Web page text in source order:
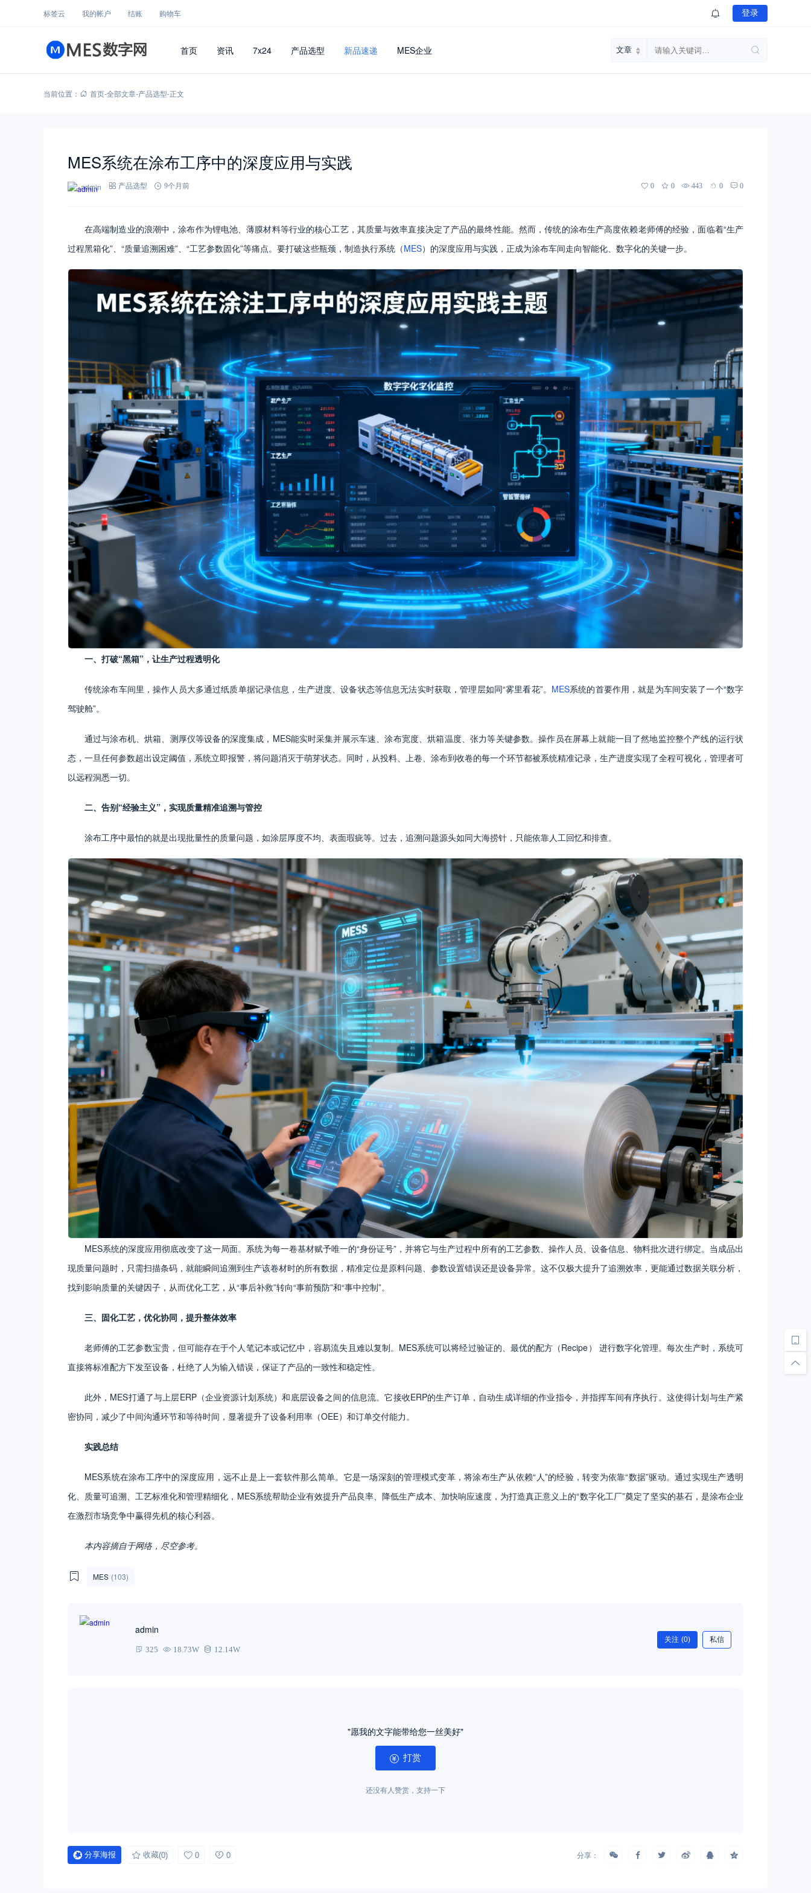
标签云 我的帐户 结账 购物车 登录
首页 资讯 7x24 产品选型 新品速递 MES企业
当前位置： 首页-全部文章-产品选型-正文
MES系统在涂布工序中的深度应用与实践
admin 产品选型 9个月前 0 0 443 0 0
在高端制造业的浪潮中，涂布作为锂电池、薄膜材料等行业的核心工艺，其质量与效率直接决定了产品的最终性能。然而，传统的涂布生产高度依赖老师傅的经验，面临着“生产
过程黑箱化”、“质量追溯困难”、“工艺参数固化”等痛点。要打破这些瓶颈，制造执行系统（MES）的深度应用与实践，正成为涂布车间走向智能化、数字化的关键一步。
一、打破“黑箱”，让生产过程透明化
传统涂布车间里，操作人员大多通过纸质单据记录信息，生产进度、设备状态等信息无法实时获取，管理层如同“雾里看花”。 MES系统的首要作用，就是为车间安装了一个“数字
驾驶舱”。
通过与涂布机、烘箱、测厚仪等设备的深度集成，MES能实时采集并展示车速、涂布宽度、烘箱温度、张力等关键参数。操作员在屏幕上就能一目了然地监控整个产线的运行状
态，一旦任何参数超出设定阈值，系统立即报警，将问题消灭于萌芽状态。同时，从投料、上卷、涂布到收卷的每一个环节都被系统精准记录，生产进度实现了全程可视化，管理者可
以远程洞悉一切。
二、告别“经验主义”，实现质量精准追溯与管控
涂布工序中最怕的就是出现批量性的质量问题，如涂层厚度不均、表面瑕疵等。过去，追溯问题源头如同大海捞针，只能依靠人工回忆和排查。
MES系统的深度应用彻底改变了这一局面。系统为每一卷基材赋予唯一的“身份证号”，并将它与生产过程中所有的工艺参数、操作人员、设备信息、物料批次进行绑定。当成品出
现质量问题时，只需扫描条码，就能瞬间追溯到生产该卷材时的所有数据，精准定位是原料问题、参数设置错误还是设备异常。这不仅极大提升了追溯效率，更能通过数据关联分析，
找到影响质量的关键因子，从而优化工艺，从“事后补救”转向“事前预防”和“事中控制”。
三、固化工艺，优化协同，提升整体效率
老师傅的工艺参数宝贵，但可能存在于个人笔记本或记忆中，容易流失且难以复制。MES系统可以将经过验证的、最优的配方（Recipe） 进行数字化管理。每次生产时，系统可
直接将标准配方下发至设备，杜绝了人为输入错误，保证了产品的一致性和稳定性。
此外，MES打通了与上层ERP（企业资源计划系统）和底层设备之间的信息流。它接收ERP的生产订单，自动生成详细的作业指令，并指挥车间有序执行。这使得计划与生产紧
密协同，减少了中间沟通环节和等待时间，显著提升了设备利用率（OEE）和订单交付能力。
实践总结
MES系统在涂布工序中的深度应用，远不止是上一套软件那么简单。它是一场深刻的管理模式变革，将涂布生产从依赖“人”的经验，转变为依靠“数据”驱动。通过实现生产透明
化、质量可追溯、工艺标准化和管理精细化，MES系统帮助企业有效提升产品良率、降低生产成本、加快响应速度，为打造真正意义上的“数字化工厂”奠定了坚实的基石，是涂布企业
在激烈市场竞争中赢得先机的核心利器。
本内容摘自于网络，尽空参考。
MES (103)
admin
325 18.73W 12.14W
关注 (0) 私信
"愿我的文字能带给您一丝美好"
打赏
还没有人赞赏，支持一下
分享海报 收藏(0) 0 0 分享：